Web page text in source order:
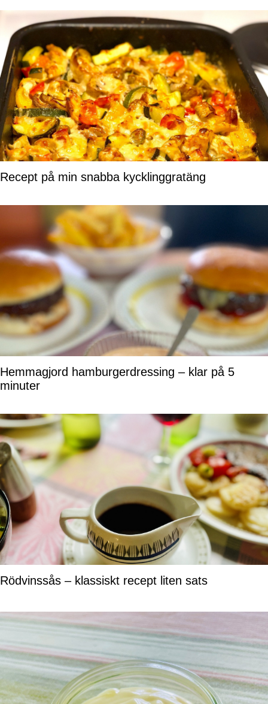
Recept på min snabba kycklinggratäng
Hemmagjord hamburgerdressing – klar på 5
minuter
Rödvinssås – klassiskt recept liten sats